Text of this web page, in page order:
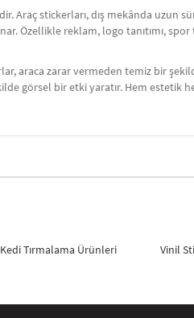
Araç stickerları, dış mekânda uzun
Özellikle reklam, logo tanıtımı, spor
araca zarar vermeden temiz bir
görsel bir etki yaratır. Hem estetik
Kedi Tırmalama Ürünleri Vinil